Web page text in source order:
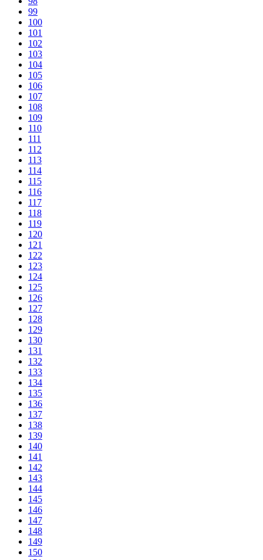
99
100
101
102
103
104
105
106
107
108
109
110
111
112
113
114
115
116
117
118
119
120
121
122
123
124
125
126
127
128
129
130
131
132
133
134
135
136
137
138
139
140
141
142
143
144
145
146
147
148
149
150